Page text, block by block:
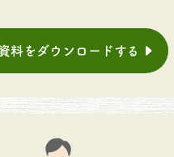
料をダウンロードする